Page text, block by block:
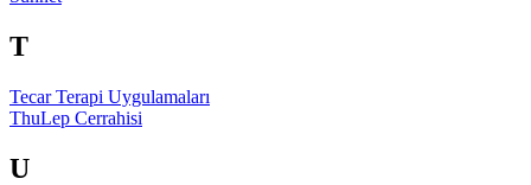
T
Tecar Terapi Uygulamaları
ThuLep Cerrahisi
U